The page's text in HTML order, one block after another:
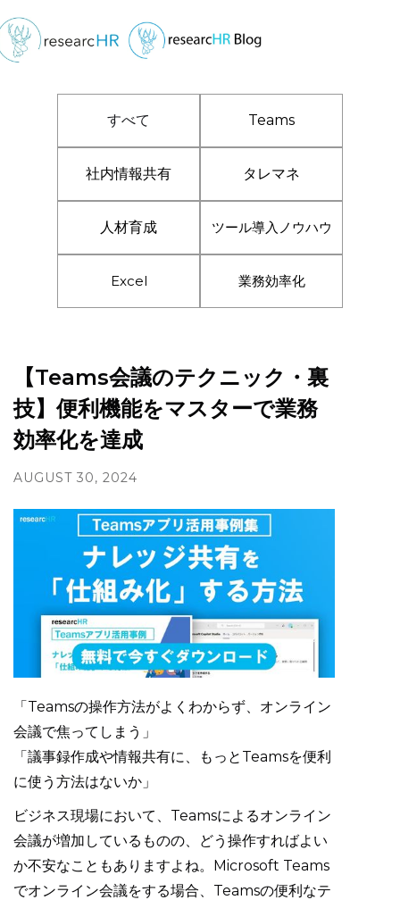
すべて Teams
社内情報共有 タレマネ
人材育成 ツール導入ノウハウ
Excel 業務効率化
【Teams会議のテクニック・裏
技】便利機能をマスターで業務
効率化を達成
AUGUST 30, 2024
「Teamsの操作方法がよくわからず、オンライン
会議で焦ってしまう」
「議事録作成や情報共有に、もっとTeamsを便利
に使う方法はないか」
ビジネス現場において、Teamsによるオンライン
会議が増加しているものの、どう操作すればよい
か不安なこともありますよね。Microsoft Teams
でオンライン会議をする場合、Teamsの便利なテ